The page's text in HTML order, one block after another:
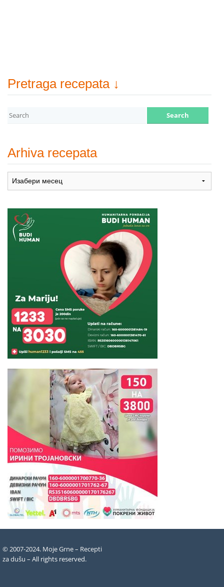
Pretraga recepata ↓
Arhiva recepata
Arhiva
recepata
© 2007-2024. Moje Grne – Recepti
za dušu – All rights reserved.